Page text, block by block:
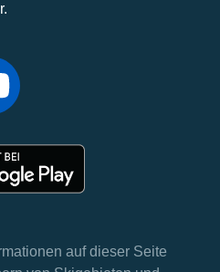
auf dieser Seite